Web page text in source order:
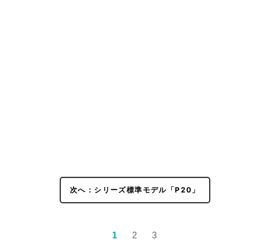
次へ：シリーズ標準モデル「P20」
1 2 3